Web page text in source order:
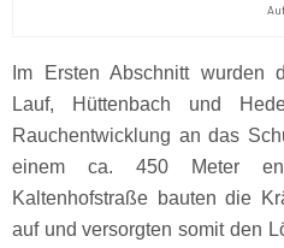
Im Ersten Abschnitt wurden
Lauf, Hüttenbach und
Rauchentwicklung an das
einem ca. 450 Meter
Kaltenhofstraße bauten die
auf und versorgten somit den